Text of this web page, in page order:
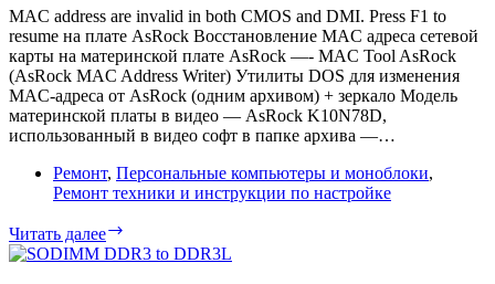
MAC address are invalid in both CMOS and DMI. Press F1 to
resume на плате AsRock Восстановление MAC адреса сетевой
карты на материнской плате AsRock —- MAC Tool AsRock
(AsRock MAC Address Writer) Утилиты DOS для изменения
MAC-адреса от AsRock (одним архивом) + зеркало Модель
материнской платы в видео — AsRock K10N78D,
использованный в видео софт в папке архива —…
Ремонт, Персональные компьютеры и моноблоки,
Ремонт техники и инструкции по настройке
Читать далее
MAC